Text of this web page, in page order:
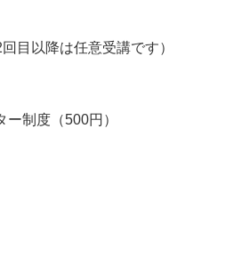
目以降は任意受講です）
制度（500円）